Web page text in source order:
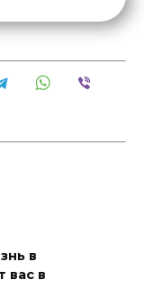
в
вас в